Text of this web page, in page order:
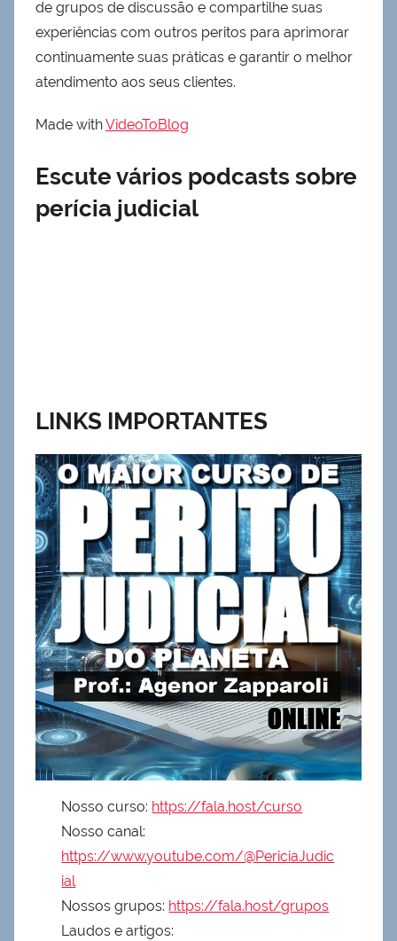
de grupos de discussão e compartilhe suas
experiências com outros peritos para aprimorar
continuamente suas práticas e garantir o melhor
atendimento aos seus clientes.
Made withVideoToBlog
Escute vários podcasts sobre
perícia judicial
LINKS IMPORTANTES
Nosso curso: https://fala.host/curso
Nosso canal:
https://www.youtube.com/@PericiaJudic
ial
Nossos grupos: https://fala.host/grupos
Laudos e artigos: